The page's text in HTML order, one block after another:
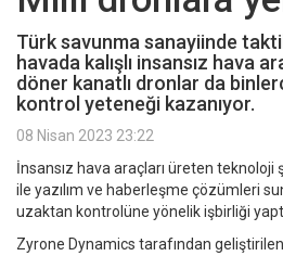
Türk savunma sanayiinde
havada kalışlı insansız hava
döner kanatlı dronlar da
kontrol yeteneği kazanıyor.
08 Nisan 2023 23:22
İnsansız hava araçları üreten
ile yazılım ve haberleşme çözümleri
uzaktan kontrolüne yönelik işbirliği
Zyrone Dynamics tarafından